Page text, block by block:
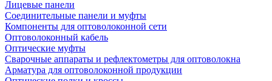
Лицевые панели
Соединительные панели и муфты
Компоненты для оптоволоконной сети
Оптоволоконный кабель
Оптические муфты
Сварочные аппараты и рефлектометры для оптоволокна
Арматура для оптоволоконной продукции